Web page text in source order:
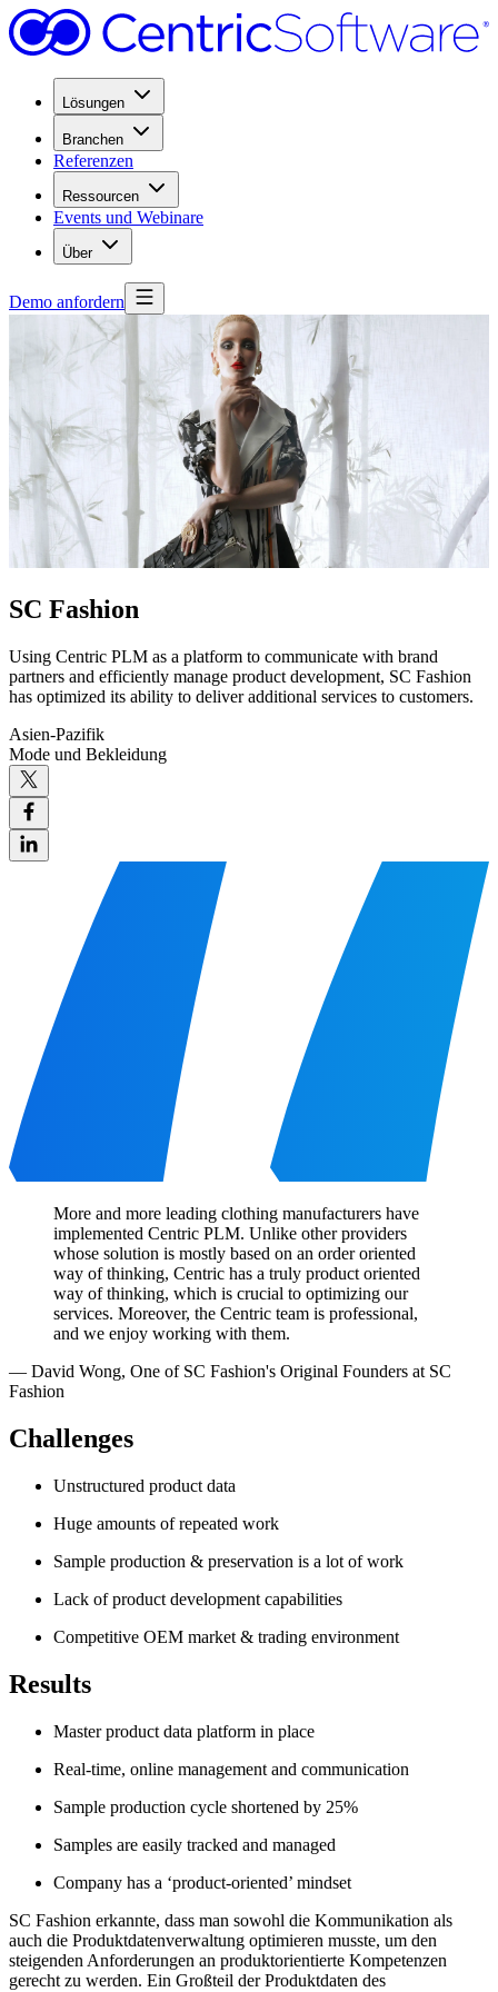
Lösungen
Branchen
Referenzen
Ressourcen
Events und Webinare
Über
Demo anfordern
SC Fashion
Using Centric PLM as a platform to communicate with brand
partners and efficiently manage product development, SC Fashion
has optimized its ability to deliver additional services to customers.
Asien-Pazifik
Mode und Bekleidung
More and more leading clothing manufacturers have
implemented Centric PLM. Unlike other providers
whose solution is mostly based on an order oriented
way of thinking, Centric has a truly product oriented
way of thinking, which is crucial to optimizing our
services. Moreover, the Centric team is professional,
and we enjoy working with them.
— David Wong, One of SC Fashion's Original Founders at SC
Fashion
Challenges
Unstructured product data
Huge amounts of repeated work
Sample production & preservation is a lot of work
Lack of product development capabilities
Competitive OEM market & trading environment
Results
Master product data platform in place
Real-time, online management and communication
Sample production cycle shortened by 25%
Samples are easily tracked and managed
Company has a ‘product-oriented’ mindset
SC Fashion erkannte, dass man sowohl die Kommunikation als
auch die Produktdatenverwaltung optimieren musste, um den
steigenden Anforderungen an produktorientierte Kompetenzen
gerecht zu werden. Ein Großteil der Produktdaten des